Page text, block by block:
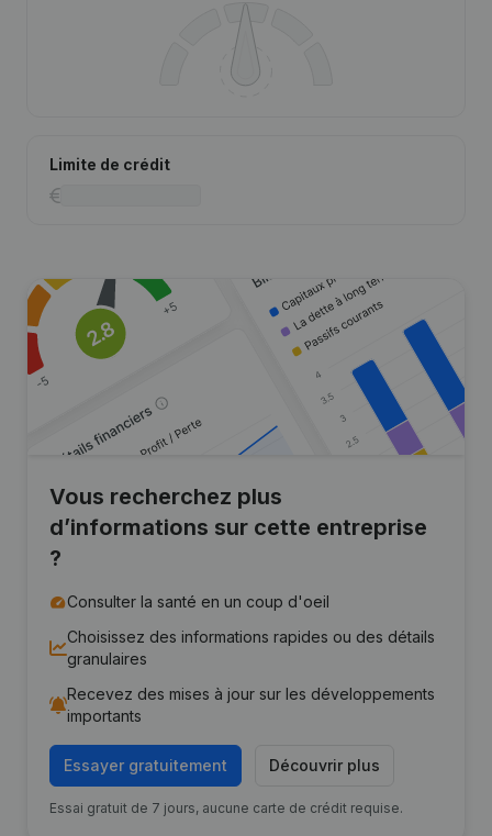
Limite de crédit
Vous recherchez plus
d’informations sur cette entreprise
?
Consulter la santé en un coup d'oeil
Choisissez des informations rapides ou des détails
granulaires
Recevez des mises à jour sur les développements
importants
Essayer gratuitement Découvrir plus
Essai gratuit de 7 jours, aucune carte de crédit requise.